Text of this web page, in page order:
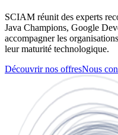
SCIAM réunit des experts
Java Champions, Google
accompagner les
leur maturité technologique.
Découvrir nos offresNous